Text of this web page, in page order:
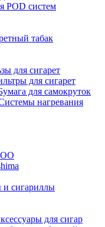
POD систем
табак
для сигарет
для сигарет
для самокруток
нагревания
и сигариллы
для сигар